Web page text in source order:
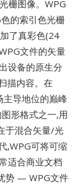
栅图像。WPG
的索引色光栅
了真彩色(24
文件的矢量
设备的原生分
描内容。在
导地位的巅峰
形格式之一,用
于混合矢量/光
,WPG可将可缩
适合商业文档
势 — WPG文件